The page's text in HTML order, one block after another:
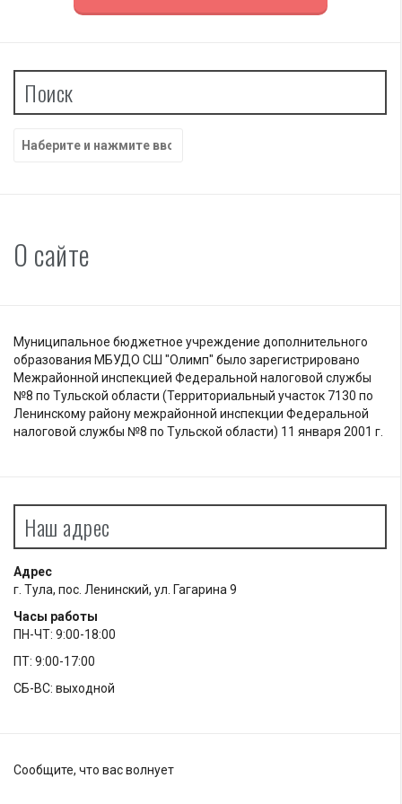
Поиск
Найти:
О сайте
Муниципальное бюджетное учреждение дополнительного
образования МБУДО СШ "Олимп" было зарегистрировано
Межрайонной инспекцией Федеральной налоговой службы
№8 по Тульской области (Территориальный участок 7130 по
Ленинскому району межрайонной инспекции Федеральной
налоговой службы №8 по Тульской области) 11 января 2001 г.
Наш адрес
Адрес
г. Тула, пос. Ленинский, ул. Гагарина 9
Часы работы
ПН-ЧТ: 9:00-18:00
ПТ: 9:00-17:00
СБ-ВС: выходной
Сообщите, что вас волнует